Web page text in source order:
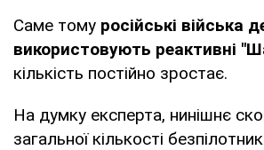
Саме тому російські війська
використовують реактивні
кількість постійно зростає.
На думку експерта, нинішнє
загальної кількості